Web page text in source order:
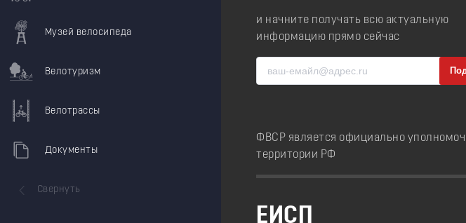
Музей велосипеда
Велотуризм
Велотрассы
Документы
Свернуть
и начните получать всю актуальную
информацию прямо сейчас
ФВСР является официально
территории РФ
ЕИСП